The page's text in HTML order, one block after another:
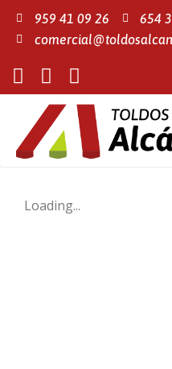
959 41 09 26
654
Loading...